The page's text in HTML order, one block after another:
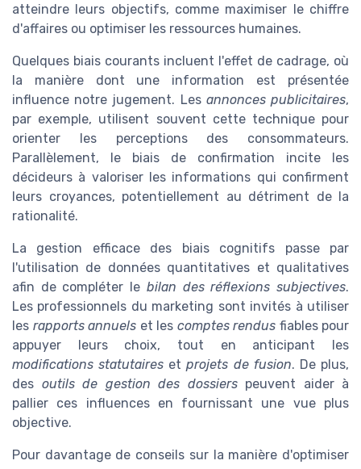
atteindre leurs objectifs, comme maximiser le chiffre
d'affaires ou optimiser les ressources humaines.
Quelques biais courants incluent l'effet de cadrage, où
la manière dont une information est présentée
influence notre jugement. Les annonces publicitaires,
par exemple, utilisent souvent cette technique pour
orienter les perceptions des consommateurs.
Parallèlement, le biais de confirmation incite les
décideurs à valoriser les informations qui confirment
leurs croyances, potentiellement au détriment de la
rationalité.
La gestion efficace des biais cognitifs passe par
l'utilisation de données quantitatives et qualitatives
afin de compléter le bilan des réflexions subjectives.
Les professionnels du marketing sont invités à utiliser
les rapports annuels et les comptes rendus fiables pour
appuyer leurs choix, tout en anticipant les
modifications statutaires etprojets de fusion. De plus,
des outils de gestion des dossierspeuvent aider à
pallier ces influences en fournissant une vue plus
objective.
Pour davantage de conseils sur la manière d'optimiser